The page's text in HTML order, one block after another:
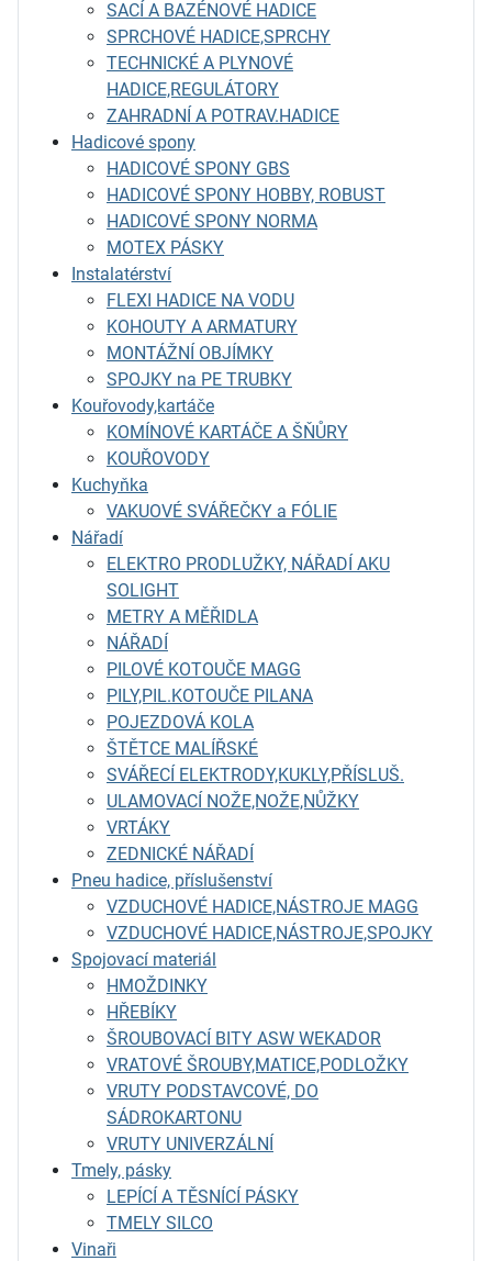
SACÍ A BAZÉNOVÉ HADICE
SPRCHOVÉ HADICE,SPRCHY
TECHNICKÉ A PLYNOVÉ
HADICE,REGULÁTORY
ZAHRADNÍ A POTRAV.HADICE
Hadicové spony
HADICOVÉ SPONY GBS
HADICOVÉ SPONY HOBBY, ROBUST
HADICOVÉ SPONY NORMA
MOTEX PÁSKY
Instalatérství
FLEXI HADICE NA VODU
KOHOUTY A ARMATURY
MONTÁŽNÍ OBJÍMKY
SPOJKY na PE TRUBKY
Kouřovody,kartáče
KOMÍNOVÉ KARTÁČE A ŠŇŮRY
KOUŘOVODY
Kuchyňka
VAKUOVÉ SVÁŘEČKY a FÓLIE
Nářadí
ELEKTRO PRODLUŽKY, NÁŘADÍ AKU
SOLIGHT
METRY A MĚŘIDLA
NÁŘADÍ
PILOVÉ KOTOUČE MAGG
PILY,PIL.KOTOUČE PILANA
POJEZDOVÁ KOLA
ŠTĚTCE MALÍŘSKÉ
SVÁŘECÍ ELEKTRODY,KUKLY,PŘÍSLUŠ.
ULAMOVACÍ NOŽE,NOŽE,NŮŽKY
VRTÁKY
ZEDNICKÉ NÁŘADÍ
Pneu hadice, příslušenství
VZDUCHOVÉ HADICE,NÁSTROJE MAGG
VZDUCHOVÉ HADICE,NÁSTROJE,SPOJKY
Spojovací materiál
HMOŽDINKY
HŘEBÍKY
ŠROUBOVACÍ BITY ASW WEKADOR
VRATOVÉ ŠROUBY,MATICE,PODLOŽKY
VRUTY PODSTAVCOVÉ, DO
SÁDROKARTONU
VRUTY UNIVERZÁLNÍ
Tmely, pásky
LEPÍCÍ A TĚSNÍCÍ PÁSKY
TMELY SILCO
Vinaři